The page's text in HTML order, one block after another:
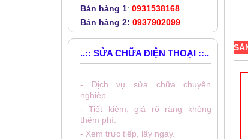
Bán hàng 1: 0931538168
Bán hàng 2: 0937902099
..:: SỬA CHỮA ĐIỆN THOẠI ::..
- Dịch vụ sửa chữa chuyên
nghiệp.
- Tiết kiệm, giá rõ ràng không
thêm phí.
- Xem trực tiếp, lấy ngay.